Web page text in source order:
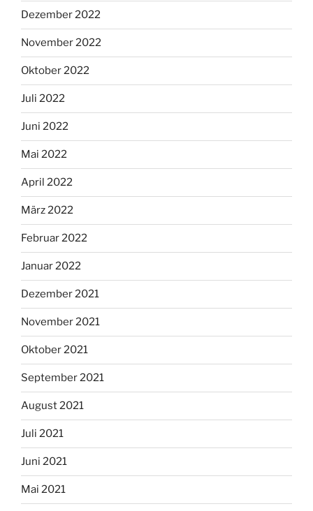
Dezember 2022
November 2022
Oktober 2022
Juli 2022
Juni 2022
Mai 2022
April 2022
März 2022
Februar 2022
Januar 2022
Dezember 2021
November 2021
Oktober 2021
September 2021
August 2021
Juli 2021
Juni 2021
Mai 2021